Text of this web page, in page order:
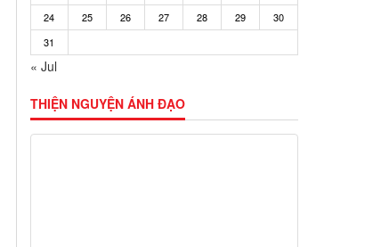
24
25 26 27 28 29
30
31
« Jul
THIỆN NGUYỆN ÁNH ĐẠO